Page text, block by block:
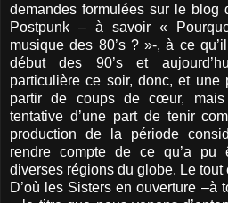
demandes formulées sur le blog
Postpunk – à savoir «
musique des 80’s ? »-, à ce
début des 90’s et
particulière ce soir, donc, et une
partir de coups de cœur,
tentative d’une part de tenir
production de la période
rendre compte de ce qu’a pu
diverses régions du globe. Le
D’où les Sisters en ouverture –à